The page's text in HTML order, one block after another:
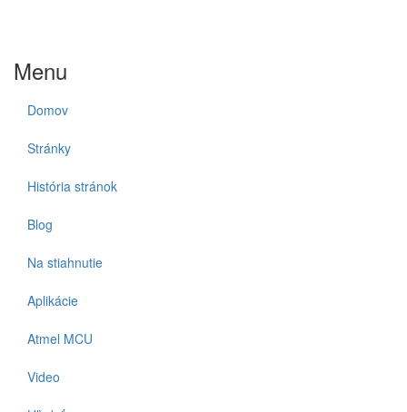
Menu
Domov
Stránky
História stránok
Blog
Na stiahnutie
Aplikácie
Atmel MCU
Video